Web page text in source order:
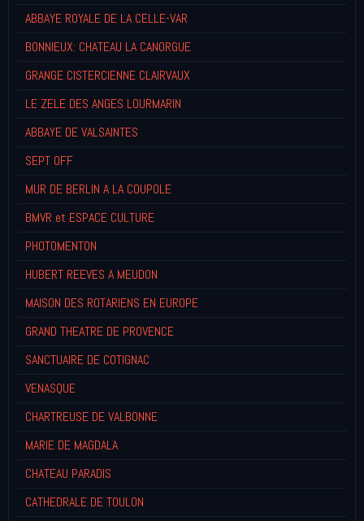
ABBAYE ROYALE DE LA CELLE-VAR
BONNIEUX: CHATEAU LA CANORGUE
GRANGE CISTERCIENNE CLAIRVAUX
LE ZELE DES ANGES LOURMARIN
ABBAYE DE VALSAINTES
SEPT OFF
MUR DE BERLIN A LA COUPOLE
BMVR et ESPACE CULTURE
PHOTOMENTON
HUBERT REEVES A MEUDON
MAISON DES ROTARIENS EN EUROPE
GRAND THEATRE DE PROVENCE
SANCTUAIRE DE COTIGNAC
VENASQUE
CHARTREUSE DE VALBONNE
MARIE DE MAGDALA
CHATEAU PARADIS
CATHEDRALE DE TOULON